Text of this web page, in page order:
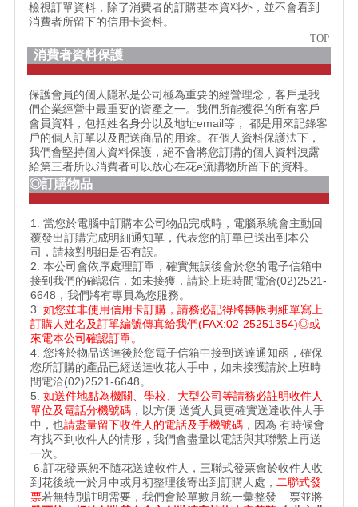
檢視訂單資料，除了消費者的訂購基本資料外，並不會看到
消費者所留下的信用卡資料。
TOP
消費者資料保護
保護會員的個人隱私是公司極為重要的經營理念，客戶是我
們企業經營中最重要的資產之一。我們所能獲得的所有客戶
會員資料，包括姓名身分以及地址email等， 都是用來記錄客
戶的個人訂單以及配送商品的用途。在個人資料保護法下，
我們會堅持個人資料保護，絕不會將您訂購的個人資料洩露
給第三者所以消費者可以放心在花e流購物所留下的資料。
◎訂購物品
1. 當您於電腦中訂購本公司物品完成時，電腦系統會主動回
覆發出訂購完成明細通知單，代表您的訂單已送出到本公
司，請核對明細是否有誤。
2. 本公司會依序處理訂單，確實無誤後會於您的電子信箱中
接到我們的確認信，如未接獲，請於上班時間電洽(02)2521-
6648，我們將有專員為您服務。
3. 如您並非使用信用卡訂購，請務必記得將轉帳明細單寫上
訂購人姓名及訂單編號傳真給我們(FAX:02-25251354)◎或
來電本公司確認訂單。
4. 您將於物品送達後於您電子信箱中接到送達通知函，確保
您所訂購的產品已經送達收花人手中，如未接獲請於上班時
間電洽(02)2521-6648。
5. 如送件地點為機關、學校、大型公司等請務必註明收件人
單位及電話分機號碼 ，以方便 送貨人員更確實送達收件人手
中，也請盡量留下收件人的電話及手機號碼 ，因為 有時候會
有找不到收件人的情形，我們會盡量以電話與其聯繫上再送
一次。
6.訂花發票恕不隨花送達收件人，三聯式發票會於收件人收
到花後統一於月中或月初整理後寄出到訂購人處， 二聯式發
票若無特別註明需要，我們會於單數月統一彙整發 票並將